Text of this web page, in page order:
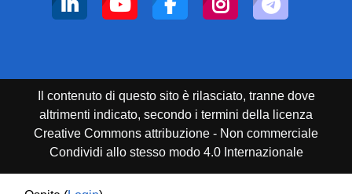
Il contenuto di questo sito è rilasciato, tranne dove
altrimenti indicato, secondo i termini della licenza
Creative Commons attribuzione - Non commerciale
Condividi allo stesso modo 4.0 Internazionale